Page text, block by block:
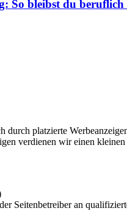
So bleibst du beruflich
durch platzierte
verdienen wir einen
Seitenbetreiber an